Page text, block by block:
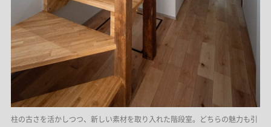
柱の古さを活かしつつ、新しい素材を取り入れた階段室。どちらの魅力も引